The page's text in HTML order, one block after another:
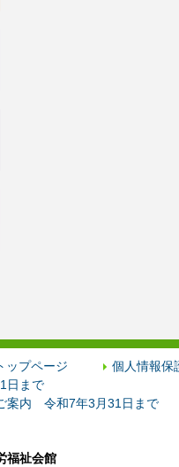
ップページ
個人情報保
日まで
案内 令和7年3月31日まで
福祉会館